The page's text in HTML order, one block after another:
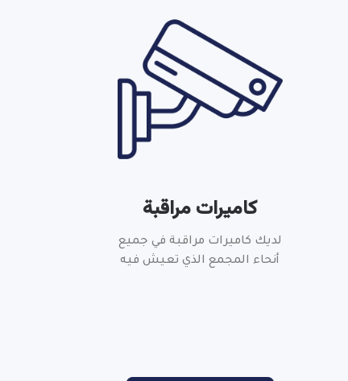
كاميرات مراقبة
لديك كاميرات مراقبة في جميع
أنحاء المجمع الذي تعيش فيه